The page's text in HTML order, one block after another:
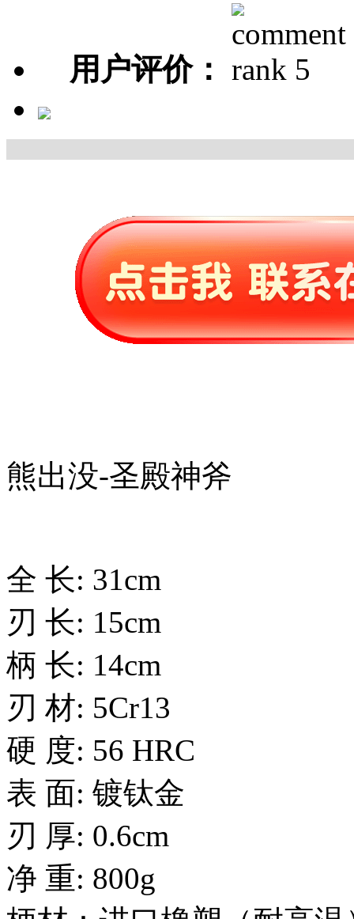
用户评价：
熊出没-圣殿神斧
全 长: 31cm
刃 长: 15cm
柄 长: 14cm
刃 材: 5Cr13
硬 度: 56 HRC
表 面: 镀钛金
刃 厚: 0.6cm
净 重: 800g